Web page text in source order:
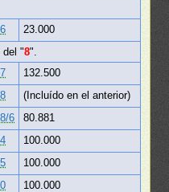
23.000
del "8".
132.500
(Incluído en el anterior)
6
80.881
100.000
100.000
100.000